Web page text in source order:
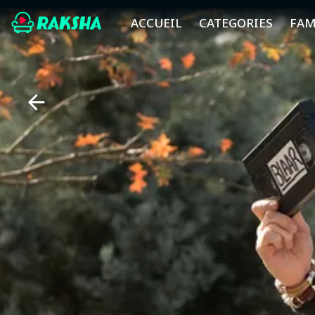
ACCUEIL CATEGORIES